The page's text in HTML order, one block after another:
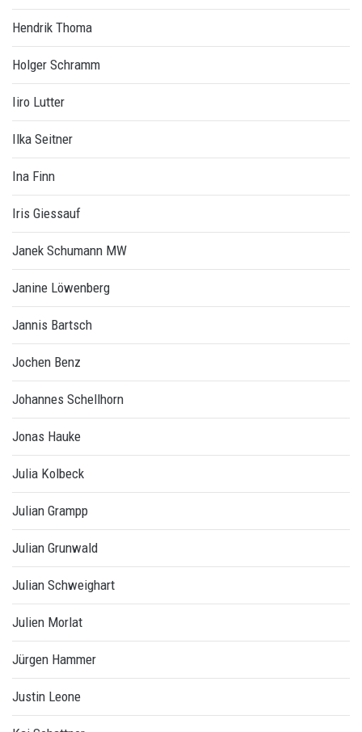
Hendrik Thoma
Holger Schramm
Iiro Lutter
Ilka Seitner
Ina Finn
Iris Giessauf
Janek Schumann MW
Janine Löwenberg
Jannis Bartsch
Jochen Benz
Johannes Schellhorn
Jonas Hauke
Julia Kolbeck
Julian Grampp
Julian Grunwald
Julian Schweighart
Julien Morlat
Jürgen Hammer
Justin Leone